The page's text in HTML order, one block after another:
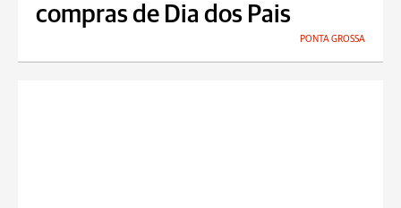
compras de Dia dos Pais
PONTA GROSSA